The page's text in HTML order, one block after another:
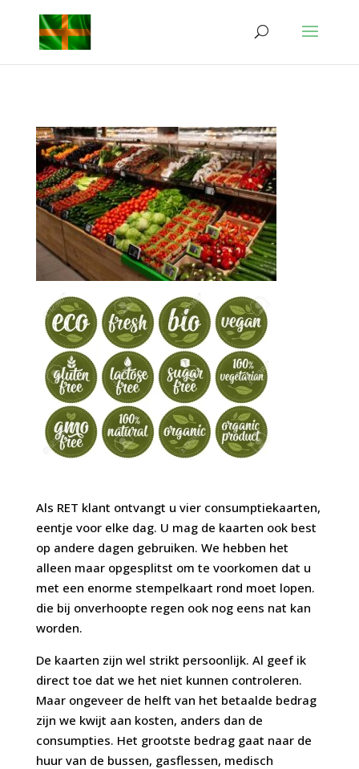
Als RET klant ontvangt u vier consumptiekaarten,
eentje voor elke dag. U mag de kaarten ook best
op andere dagen gebruiken. We hebben het
alleen maar opgesplitst om te voorkomen dat u
met een enorme stempelkaart rond moet lopen.
die bij onverhoopte regen ook nog eens nat kan
worden.
De kaarten zijn wel strikt persoonlijk. Al geef ik
direct toe dat we het niet kunnen controleren.
Maar ongeveer de helft van het betaalde bedrag
zijn we kwijt aan kosten, anders dan de
consumpties. Het grootste bedrag gaat naar de
huur van de bussen, gasflessen, medisch